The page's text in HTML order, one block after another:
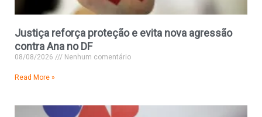
Justiça reforça proteção e evita nova agressão
contra Ana no DF
08/08/2026 Nenhum comentário
Read More »